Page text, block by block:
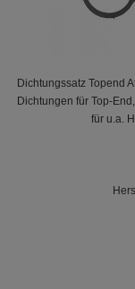
Dichtungssatz Topend
Dichtungen für Top-
für u.a.